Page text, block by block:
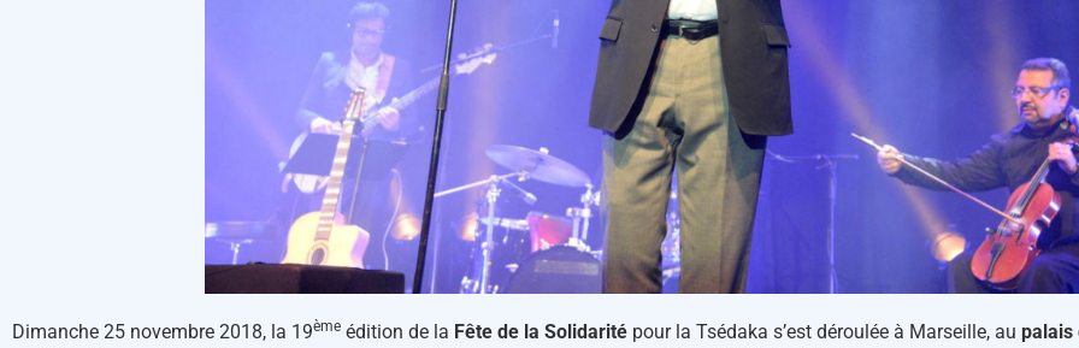
Dimanche 25 novembre 2018, la 19ème édition de la Fête de la Solidarité pour la Tsédaka s’est déroulée à Marseille, au palais